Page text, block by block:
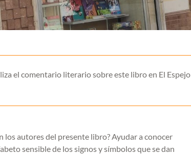
el comentario literario sobre este libro en El Espejo
los autores del presente libro? Ayudar a conocer
sensible de los signos y símbolos que se dan